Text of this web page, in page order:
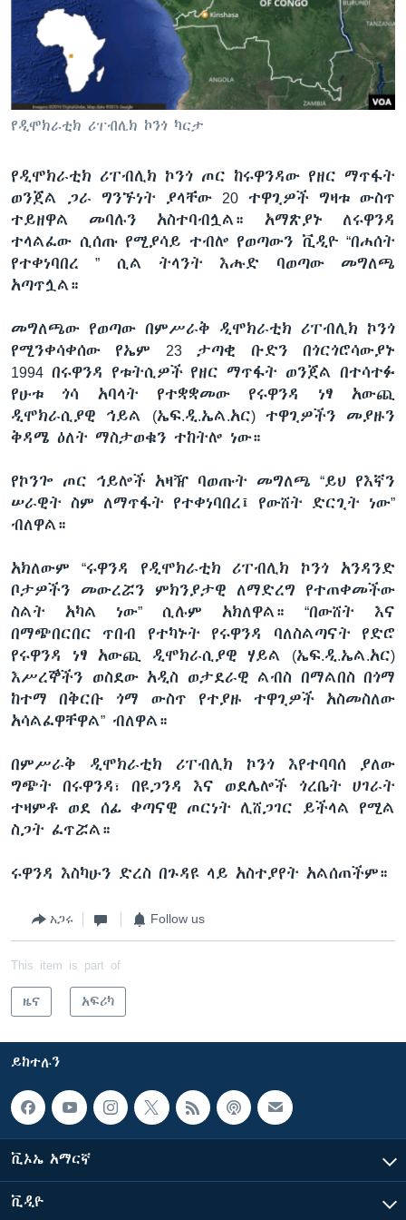
ቋንቋዎች
የዲሞክራቲክ ሪፐብሊክ ኮንጎ ካርታ
የዲሞክራቲክ ሪፐብሊክ ኮንጎ ጦር ከሩዋንዳው የዘር ማጥፋት
ወንጀል ጋራ ግንኙነት ያላቸው 20 ተዋጊዎች ግዛቱ ውስጥ
ተይዘዋል መባሉን አስተባብሏል። አማጽያኑ ለሩዋንዳ
ተላልፈው ሲሰጡ የሚያሳይ ተብሎ የወጣውን ቪዲዮ “በሐሰት
የተቀነባበረ ” ሲል ትላንት እሑድ ባወጣው መግለጫ
አጣጥሏል።
መግለጫው የወጣው በምሥራቅ ዲሞክራቲክ ሪፐብሊክ ኮንጎ
የሚንቀሳቀሰው የኤም 23 ታጣቂ ቡድን በጎርጎሮሳውያኑ
1994 በሩዋንዳ የቱትሲዎች የዘር ማጥፋት ወንጀል በተሳተፉ
የሁቱ ጎሳ አባላት የተቋቋመው የሩዋንዳ ነፃ አውጪ
ዲሞክራሲያዊ ኅይል (ኤፍ.ዲ.ኤል.አር) ተዋጊዎችን መያዙን
ቅዳሜ ዕለት ማስታወቁን ተከትሎ ነው።
የኮንጐ ጦር ኅይሎች አዛዥ ባወጡት መግለጫ “ይህ የእኛን
ሠራዊት ስም ለማጥፋት የተቀነባበረ፤ የውሸት ድርጊት ነው”
ብለዋል።
አክለውም “ሩዋንዳ የዲሞክራቲክ ሪፐብሊክ ኮንጎ አንዳንድ
ቦታዎችን መውረሯን ምክንያታዊ ለማድረግ የተጠቀመችው
ስልት አካል ነው” ሲሉም አክለዋል። “በውሸት እና
በማጭበርበር ጥበብ የተካኑት የሩዋንዳ ባለስልጣናት የድሮ
የሩዋንዳ ነፃ አውጪ ዲሞክራሲያዊ ሃይል (ኤፍ.ዲ.ኤል.አር)
እሥረኞችን ወስደው አዲስ ወታደራዊ ልብስ በማልበስ በጎማ
ከተማ በቅርቡ ጎማ ውስጥ የተያዙ ተዋጊዎች አስመስለው
አሳልፈዋቸዋል” ብለዋል።
በምሥራቅ ዲሞክራቲክ ሪፐብሊክ ኮንጎ እየተባባሰ ያለው
ግጭት በሩዋንዳ፣ በዩጋንዳ እና ወደሌሎች ጎረቤት ሀገራት
ተዛምቶ ወደ ሰፊ ቀጣናዊ ጦርነት ሊሸጋገር ይችላል የሚል
ስጋት ፈጥሯል።
ሩዋንዳ እስካሁን ድረስ በጉዳዩ ላይ አስተያየት አልሰጠችም።
አጋሩ Follow us
This item is part of
ዜና አፍሪካ
ይከተሉን
ቪኦኤ አማርኛ
ቪዲዮ